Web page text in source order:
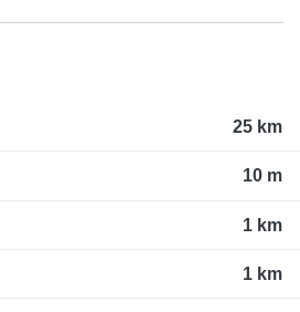
25 km
10 m
1 km
1 km